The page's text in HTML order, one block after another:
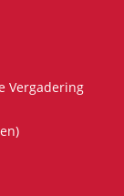
Vergadering